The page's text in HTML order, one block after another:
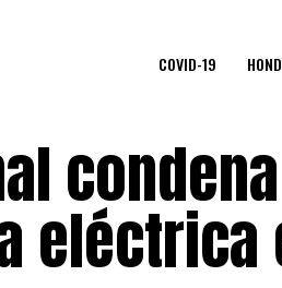
COVID-19
eléctrica